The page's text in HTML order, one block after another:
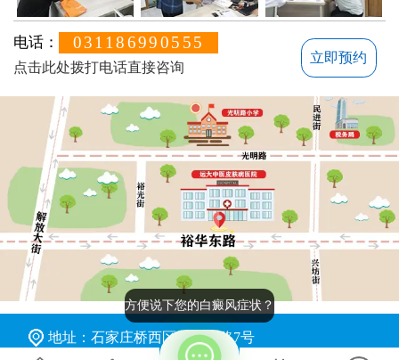
电话： 031186990555
点击此处拨打电话直接咨询
立即预约
地址：石家庄桥西区裕华东路7号
方便说下您的白癜风症状？